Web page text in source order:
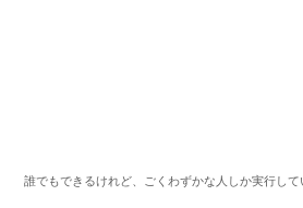
誰でもできるけれど、ごくわずかな人しか実行し